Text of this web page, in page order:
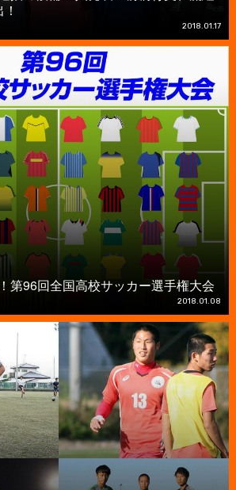
2018.01.17
第96回全国高校サッカー選手権大会
2018.01.08